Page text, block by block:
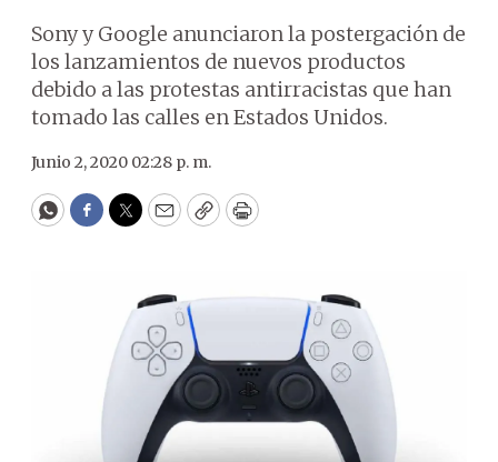
Sony y Google anunciaron la postergación de
los lanzamientos de nuevos productos
debido a las protestas antirracistas que han
tomado las calles en Estados Unidos.
Junio 2, 2020 02:28 p. m.
WhatsApp
Facebook
Twitter
EmailCopyPrint